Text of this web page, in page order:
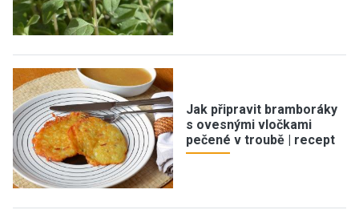
Jak připravit bramboráky
s ovesnými vločkami
pečené v troubě | recept